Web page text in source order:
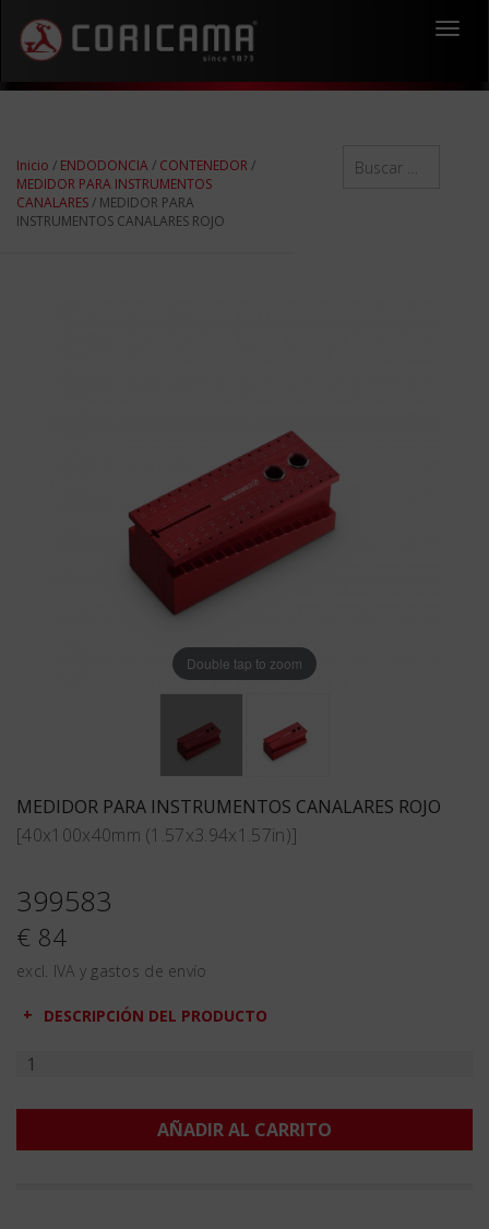
Inicio / ENDODONCIA/ CONTENEDOR /
MEDIDOR PARA INSTRUMENTOS
CANALARES/ MEDIDOR PARA
INSTRUMENTOS CANALARES ROJO
Double tap to zoom
MEDIDOR PARA INSTRUMENTOS CANALARES ROJO
[40x100x40mm (1.57x3.94x1.57in)]
399583
€ 84
excl. IVA y gastos de envío
DESCRIPCIÓN DEL PRODUCTO
AÑADIR AL CARRITO